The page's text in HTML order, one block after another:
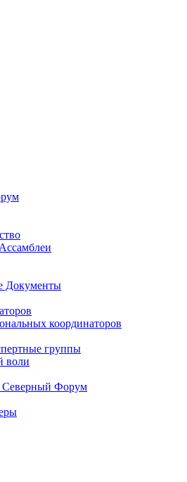
Документы
координаторов
группы
воли
Форум